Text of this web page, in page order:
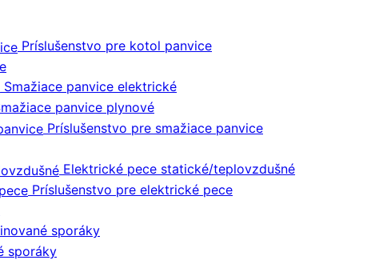
Príslušenstvo pre kotol panvice
Smažiace panvice elektrické
panvice plynové
Príslušenstvo pre smažiace panvice
Elektrické pece statické/teplovzdušné
Príslušenstvo pre elektrické pece
sporáky
sporáky